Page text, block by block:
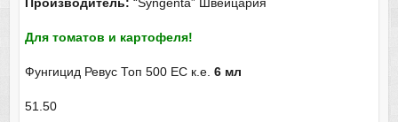
Производитель: “Syngenta” Швейцария
Для томатов и картофеля!
Фунгицид Ревус Топ 500 EC к.е. 6 мл
51.50